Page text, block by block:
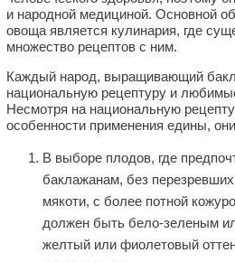
и народной медициной. Основной
овоща является кулинария, где
множество рецептов с ним.
Каждый народ, выращивающий
национальную рецептуру и
Несмотря на национальную
особенности применения едины,
В выборе плодов, где
баклажанам, без
мякоти, с более потной
должен быть бело-зеленым
желтый или фиолетовый